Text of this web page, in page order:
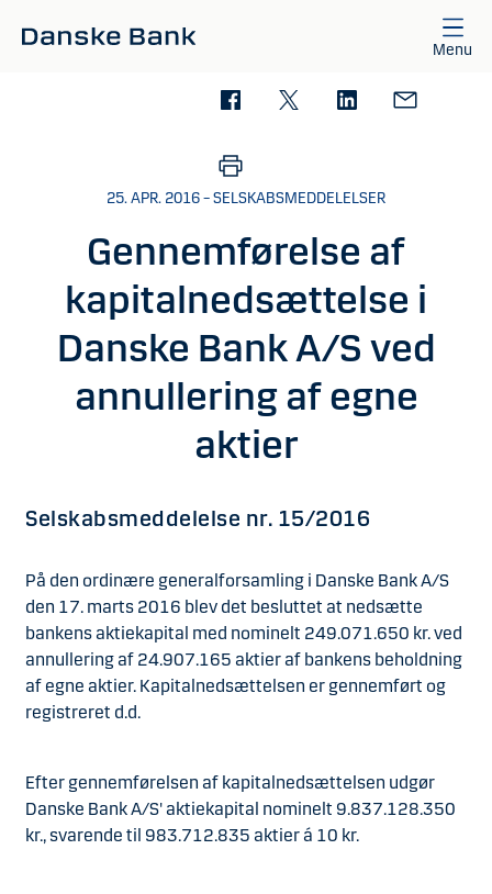
Menu
25. APR. 2016 – SELSKABSMEDDELELSER
Gennemførelse af
kapitalnedsættelse i
Danske Bank A/S ved
annullering af egne
aktier
Selskabsmeddelelse nr. 15/2016
På den ordinære generalforsamling i Danske Bank A/S
den 17. marts 2016 blev det besluttet at nedsætte
bankens aktiekapital med nominelt 249.071.650 kr. ved
annullering af 24.907.165 aktier af bankens beholdning
af egne aktier. Kapitalnedsættelsen er gennemført og
registreret d.d.
Efter gennemførelsen af kapitalnedsættelsen udgør
Danske Bank A/S' aktiekapital nominelt 9.837.128.350
kr., svarende til 983.712.835 aktier á 10 kr.